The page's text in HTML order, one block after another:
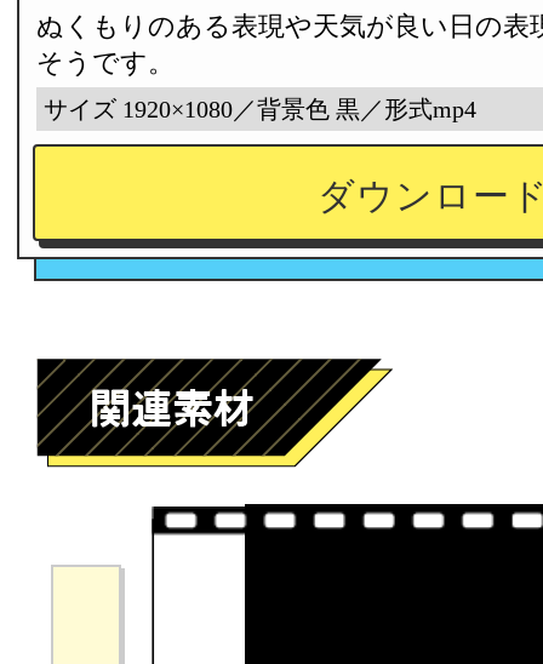
ダウンロー
ぬくもりのある表現や天気が良い日の表
そうです。
サイズ 1920×1080／背景色 黒／形式mp4